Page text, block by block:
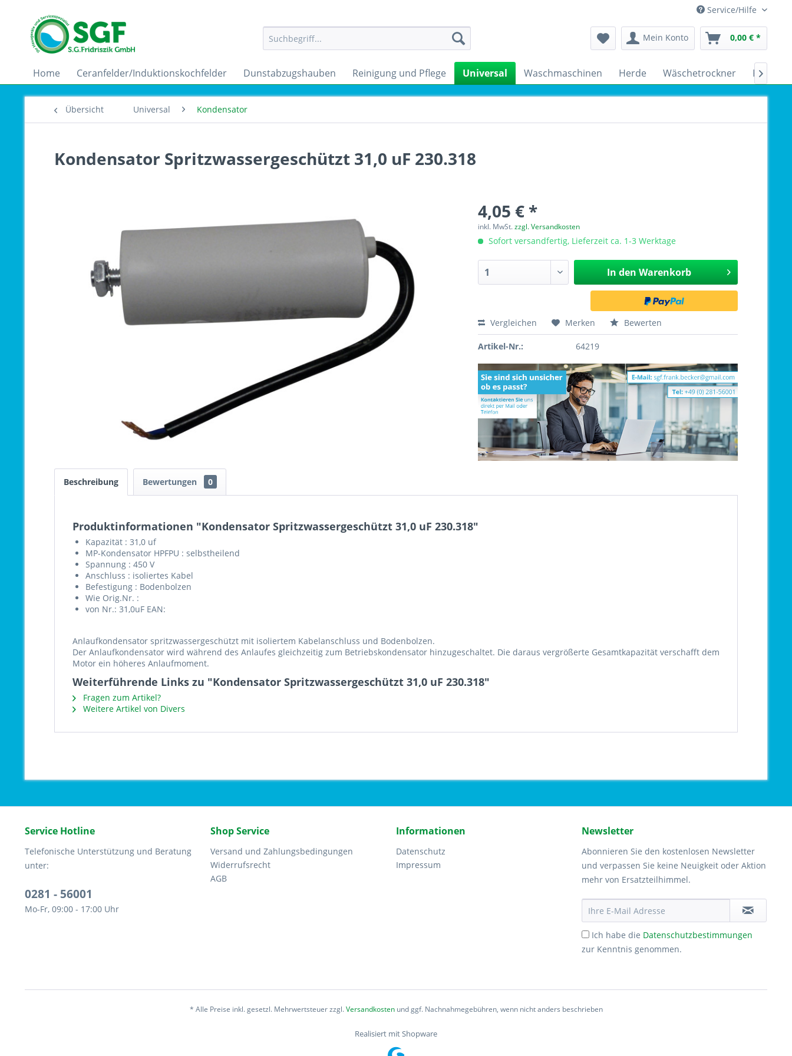
Service/Hilfe
Mein Konto 0,00 € *
Home Ceranfelder/Induktionskochfelder Dunstabzugshauben Reinigung und Pflege Universal Waschmaschinen Herde Wäschetrockner 
Übersicht Universal Kondensator
Kondensator Spritzwassergeschützt 31,0 uF 230.318
4,05 € *
inkl. MwSt.zzgl. Versandkosten
Sofort versandfertig, Lieferzeit ca. 1-3 Werktage
In den Warenkorb
Vergleichen Merken Bewerten
Artikel-Nr.: 64219
Beschreibung Bewertungen 0
Produktinformationen "Kondensator Spritzwassergeschützt 31,0 uF 230.318"
Kapazität : 31,0 uf
MP-Kondensator HPFPU : selbstheilend
Spannung : 450 V
Anschluss : isoliertes Kabel
Befestigung : Bodenbolzen
Wie Orig.Nr. :
von Nr.: 31,0uF EAN:
Anlaufkondensator spritzwassergeschützt mit isoliertem Kabelanschluss und Bodenbolzen.
Der Anlaufkondensator wird während des Anlaufes gleichzeitig zum Betriebskondensator hinzugeschaltet. Die daraus vergrößerte Gesamtkapazität verschafft dem
Motor ein höheres Anlaufmoment.
Weiterführende Links zu "Kondensator Spritzwassergeschützt 31,0 uF 230.318"
Fragen zum Artikel?
Weitere Artikel von Divers
Service Hotline
Telefonische Unterstützung und Beratung
unter:
0281 - 56001
Mo-Fr, 09:00 - 17:00 Uhr
Shop Service
Versand und Zahlungsbedingungen
Widerrufsrecht
AGB
Informationen
Datenschutz
Impressum
Newsletter
Abonnieren Sie den kostenlosen Newsletter
und verpassen Sie keine Neuigkeit oder Aktion
mehr von Ersatzteilhimmel.
Ich habe die Datenschutzbestimmungen
zur Kenntnis genommen.
* Alle Preise inkl. gesetzl. Mehrwertsteuer zzgl.Versandkostenund ggf. Nachnahmegebühren, wenn nicht anders beschrieben
Realisiert mit Shopware